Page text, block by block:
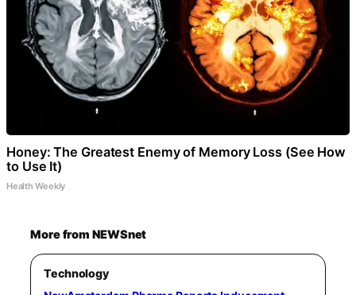
Honey: The Greatest Enemy of Memory Loss (See How
to Use It)
Health Weekly
More from NEWSnet
Technology